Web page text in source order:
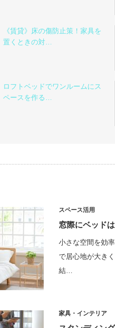
《賃貸》床の傷防止策！家具を
置くときの対…
ロフトベッドでワンルームにス
ペースを作る…
スペース活用
窓際にベッド
小さな空間を効
で居心地が大き
結…
家具・インテリア